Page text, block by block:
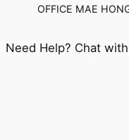
OFFICE MAE
Need Help? Chat